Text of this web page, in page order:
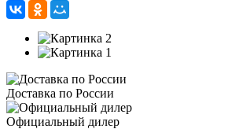
Доставка по России
Официальный дилер